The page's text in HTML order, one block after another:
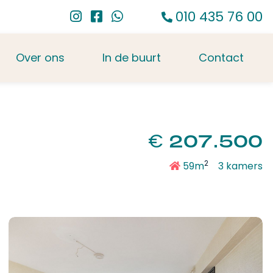
010 435 76 00
Over ons In de buurt Contact
€ 207.500
59m2 3 kamers